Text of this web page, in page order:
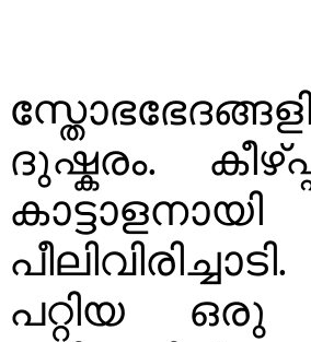
ദുഷ്കരം.
പറ്റിയ ഒരു